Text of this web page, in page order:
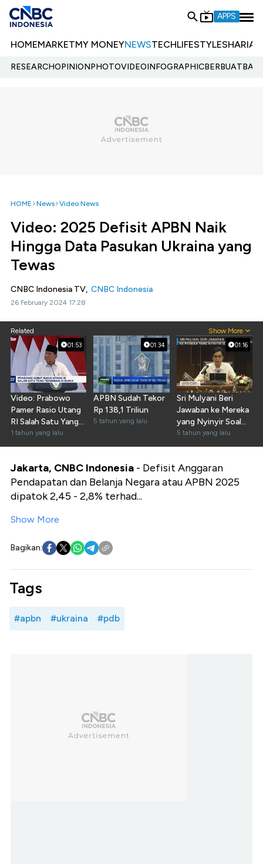
APPS
HOMEMARKETMY MONEYNEWSTECHLIFESTYLESHARIA
RESEARCHOPINIONPHOTOVIDEOINFOGRAPHIC
HOME News Video News
Video: 2025 Defisit APBN Naik
Hingga Data Pasukan Ukraina yang
Tewas
CNBC Indonesia TV, CNBC Indonesia
26 February 2024 17:28
Related Show More
01:53
Video: Prabowo
Pamer Rasio Utang
RI Salah Satu Yang
Terendah di Dunia
1 tahun yang lalu
01:34
APBN Sudah Tekor
Rp 138,1 Triliun
5 tahun yang lalu
01:16
Sri Mulyani Beri
Jawaban ke Mereka
yang Nyinyir Soal
Utang
5 tahun yang lalu
Jakarta, CNBC Indonesia - Defisit Anggaran
Pendapatan dan Belanja Negara atau APBN 2025
dipatok 2,45 - 2,8% terhad...
Show More
Bagikan:
Tags
#apbn #ukraina #pdb